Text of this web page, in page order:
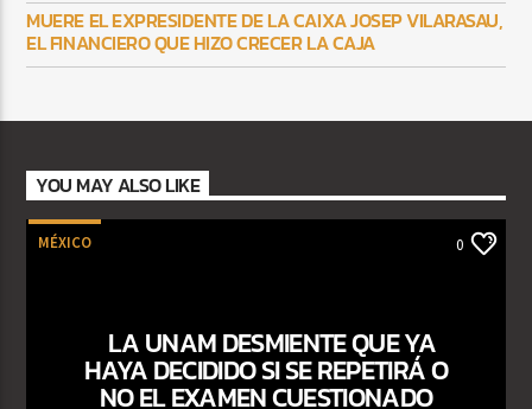
MUERE EL EXPRESIDENTE DE LA CAIXA JOSEP VILARASAU,
EL FINANCIERO QUE HIZO CRECER LA CAJA
YOU MAY ALSO LIKE
MÉXICO 0
LA UNAM DESMIENTE QUE YA
HAYA DECIDIDO SI SE REPETIRÁ O
NO EL EXAMEN CUESTIONADO